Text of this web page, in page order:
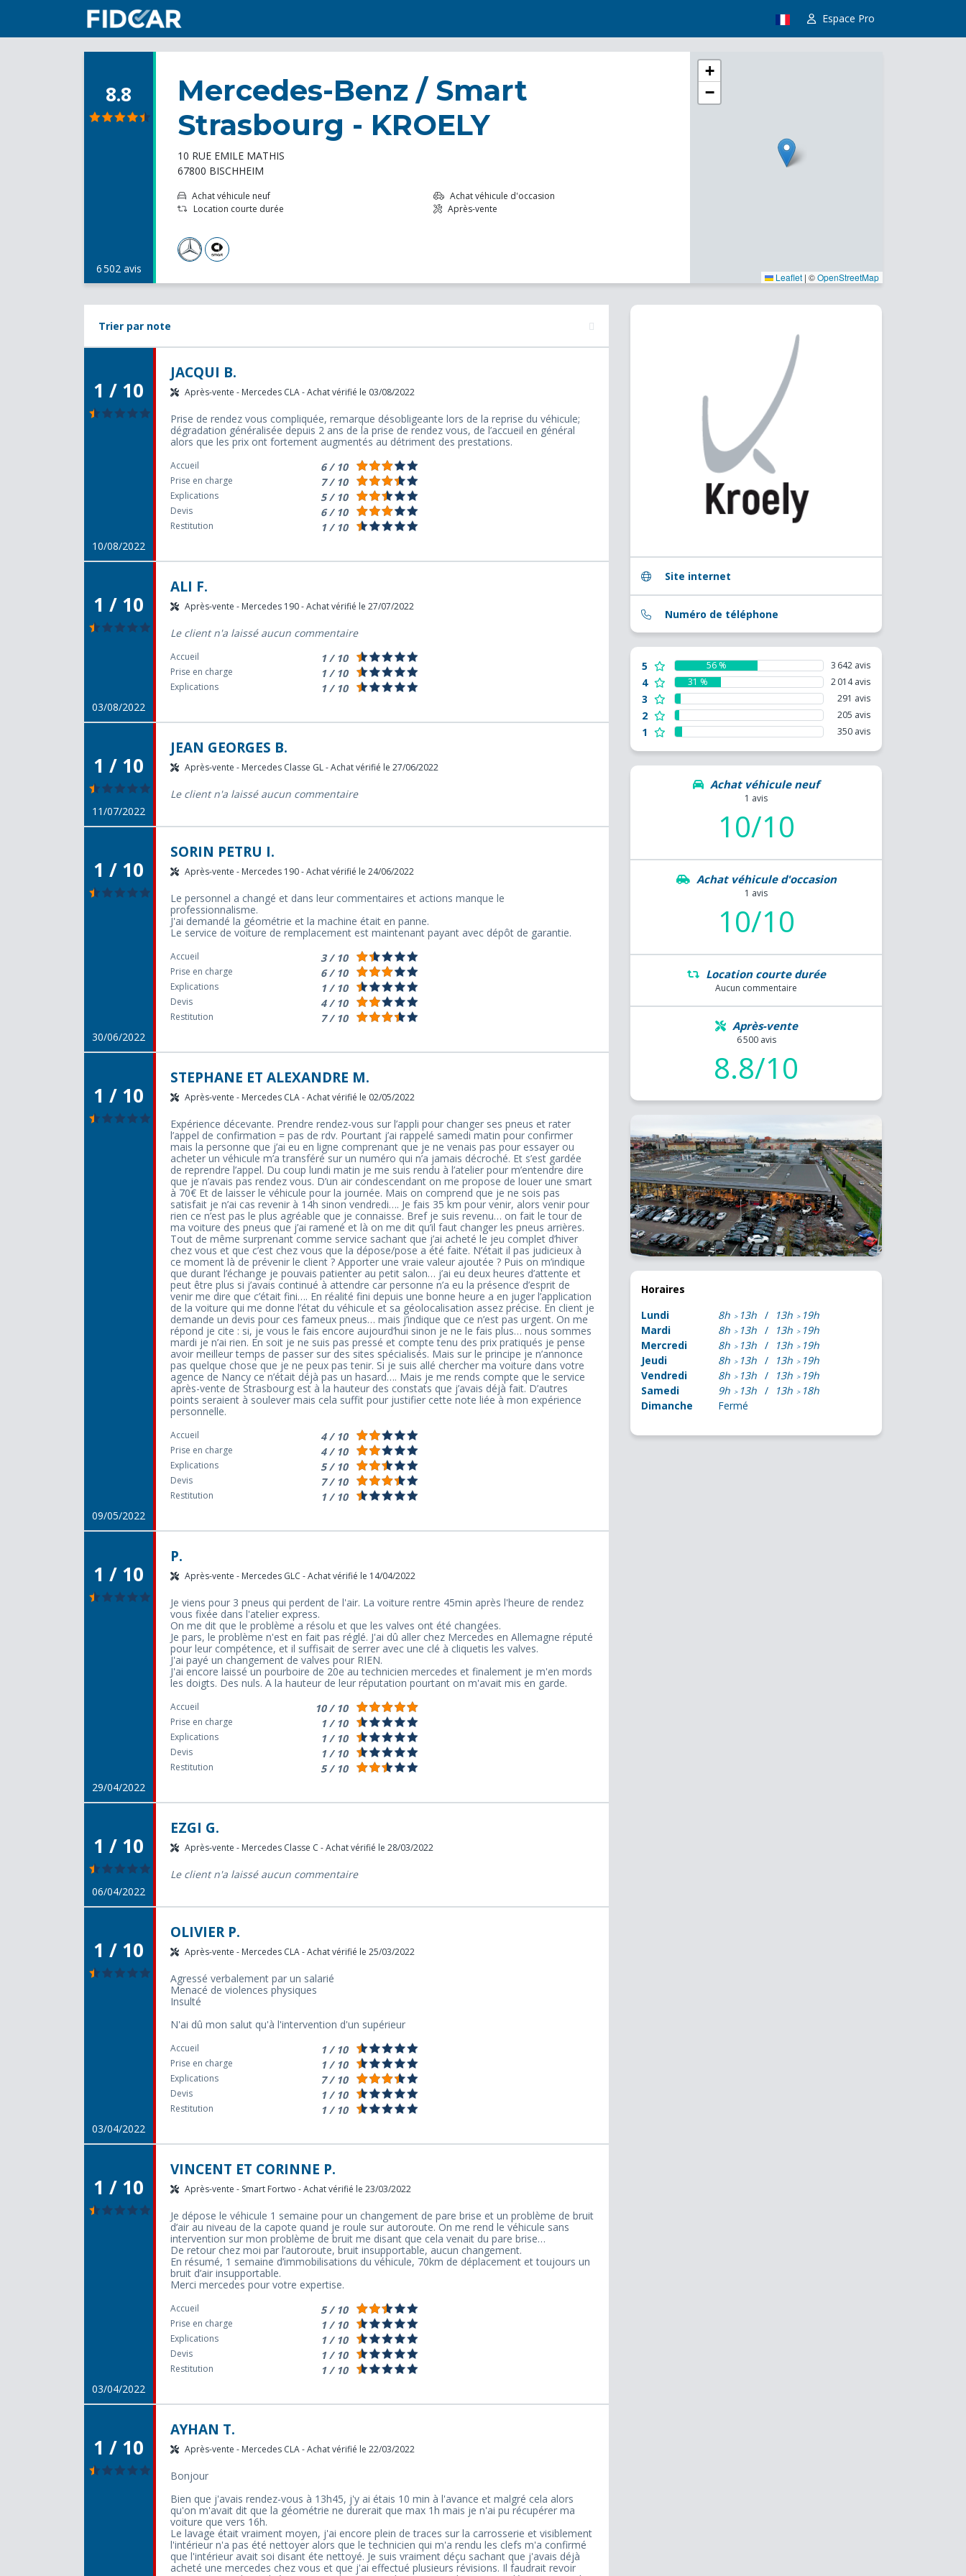
Espace Pro
8.8
6 502 avis
Mercedes-Benz / Smart
Strasbourg - KROELY
10 RUE EMILE MATHIS
67800 BISCHHEIM
Achat véhicule neuf
Achat véhicule d'occasion
Location courte durée
Après-vente
+
−
Leaflet | ©OpenStreetMap
Site internet
Numéro de téléphone
5 56 % 3 642 avis
4 31 % 2 014 avis
3 291 avis
2 205 avis
1 350 avis
Achat véhicule neuf
1 avis
10/10
Achat véhicule d'occasion
1 avis
10/10
Location courte durée
Aucun commentaire
Après-vente
6 500 avis
8.8/10
Horaires
Lundi
8h 13h 13h
19h
Mardi
8h 13h 13h
19h
Mercredi
8h 13h 13h
19h
Jeudi
8h 13h 13h
19h
Vendredi
8h 13h 13h
19h
Samedi
9h 13h 13h
18h
Dimanche
Fermé
Trier par note
1 / 10
10/08/2022
JACQUI B.
Après-vente - Mercedes CLA - Achat vérifié le 03/08/2022
Prise de rendez vous compliquée, remarque désobligeante lors de la reprise du véhicule;
dégradation généralisée depuis 2 ans de la prise de rendez vous, de l’accueil en général
alors que les prix ont fortement augmentés au détriment des prestations.
Accueil 6 / 10
Prise en charge 7 / 10
Explications 5 / 10
Devis 6 / 10
Restitution 1 / 10
1 / 10
03/08/2022
ALI F.
Après-vente - Mercedes 190 - Achat vérifié le 27/07/2022
Le client n'a laissé aucun commentaire
Accueil 1 / 10
Prise en charge 1 / 10
Explications 1 / 10
1 / 10
11/07/2022
JEAN GEORGES B.
Après-vente - Mercedes Classe GL - Achat vérifié le 27/06/2022
Le client n'a laissé aucun commentaire
1 / 10
30/06/2022
SORIN PETRU I.
Après-vente - Mercedes 190 - Achat vérifié le 24/06/2022
Le personnel a changé et dans leur commentaires et actions manque le
professionnalisme.
J'ai demandé la géométrie et la machine était en panne.
Le service de voiture de remplacement est maintenant payant avec dépôt de garantie.
Accueil 3 / 10
Prise en charge 6 / 10
Explications 1 / 10
Devis 4 / 10
Restitution 7 / 10
1 / 10
09/05/2022
STEPHANE ET ALEXANDRE M.
Après-vente - Mercedes CLA - Achat vérifié le 02/05/2022
Expérience décevante. Prendre rendez-vous sur l’appli pour changer ses pneus et rater
l’appel de confirmation = pas de rdv. Pourtant j’ai rappelé samedi matin pour confirmer
mais la personne que j’ai eu en ligne comprenant que je ne venais pas pour essayer ou
acheter un véhicule m’a transféré sur un numéro qui n’a jamais décroché. Et s’est gardée
de reprendre l’appel. Du coup lundi matin je me suis rendu à l’atelier pour m’entendre dire
que je n’avais pas rendez vous. D’un air condescendant on me propose de louer une smart
à 70€ Et de laisser le véhicule pour la journée. Mais on comprend que je ne sois pas
satisfait je n’ai cas revenir à 14h sinon vendredi…. Je fais 35 km pour venir, alors venir pour
rien ce n’est pas le plus agréable que je connaisse. Bref je suis revenu… on fait le tour de
ma voiture des pneus que j’ai ramené et là on me dit qu’il faut changer les pneus arrières.
Tout de même surprenant comme service sachant que j’ai acheté le jeu complet d’hiver
chez vous et que c’est chez vous que la dépose/pose a été faite. N’était il pas judicieux à
ce moment là de prévenir le client ? Apporter une vraie valeur ajoutée ? Puis on m’indique
que durant l’échange je pouvais patienter au petit salon… j’ai eu deux heures d’attente et
peut être plus si j’avais continué à attendre car personne n’a eu la présence d’esprit de
venir me dire que c’était fini…. En réalité fini depuis une bonne heure a en juger l’application
de la voiture qui me donne l’état du véhicule et sa géolocalisation assez précise. En client je
demande un devis pour ces fameux pneus… mais j’indique que ce n’est pas urgent. On me
répond je cite : si, je vous le fais encore aujourd’hui sinon je ne le fais plus… nous sommes
mardi je n’ai rien. En soit je ne suis pas pressé et compte tenu des prix pratiqués je pense
avoir meilleur temps de passer sur des sites spécialisés. Mais sur le principe je n’annonce
pas quelque chose que je ne peux pas tenir. Si je suis allé chercher ma voiture dans votre
agence de Nancy ce n’était déjà pas un hasard…. Mais je me rends compte que le service
après-vente de Strasbourg est à la hauteur des constats que j’avais déjà fait. D’autres
points seraient à soulever mais cela suffit pour justifier cette note liée à mon expérience
personnelle.
Accueil 4 / 10
Prise en charge 4 / 10
Explications 5 / 10
Devis 7 / 10
Restitution 1 / 10
1 / 10
29/04/2022
P.
Après-vente - Mercedes GLC - Achat vérifié le 14/04/2022
Je viens pour 3 pneus qui perdent de l'air. La voiture rentre 45min après l'heure de rendez
vous fixée dans l'atelier express.
On me dit que le problème a résolu et que les valves ont été changées.
Je pars, le problème n'est en fait pas réglé. J'ai dû aller chez Mercedes en Allemagne réputé
pour leur compétence, et il suffisait de serrer avec une clé à cliquetis les valves.
J'ai payé un changement de valves pour RIEN.
J'ai encore laissé un pourboire de 20e au technicien mercedes et finalement je m'en mords
les doigts. Des nuls. A la hauteur de leur réputation pourtant on m'avait mis en garde.
Accueil 10 / 10
Prise en charge 1 / 10
Explications 1 / 10
Devis 1 / 10
Restitution 5 / 10
1 / 10
06/04/2022
EZGI G.
Après-vente - Mercedes Classe C - Achat vérifié le 28/03/2022
Le client n'a laissé aucun commentaire
1 / 10
03/04/2022
OLIVIER P.
Après-vente - Mercedes CLA - Achat vérifié le 25/03/2022
Agressé verbalement par un salarié
Menacé de violences physiques
Insulté
N'ai dû mon salut qu'à l'intervention d'un supérieur
Accueil 1 / 10
Prise en charge 1 / 10
Explications 7 / 10
Devis 1 / 10
Restitution 1 / 10
1 / 10
03/04/2022
VINCENT ET CORINNE P.
Après-vente - Smart Fortwo - Achat vérifié le 23/03/2022
Je dépose le véhicule 1 semaine pour un changement de pare brise et un problème de bruit
d’air au niveau de la capote quand je roule sur autoroute. On me rend le véhicule sans
intervention sur mon problème de bruit me disant que cela venait du pare brise…
De retour chez moi par l’autoroute, bruit insupportable, aucun changement.
En résumé, 1 semaine d’immobilisations du véhicule, 70km de déplacement et toujours un
bruit d’air insupportable.
Merci mercedes pour votre expertise.
Accueil 5 / 10
Prise en charge 1 / 10
Explications 1 / 10
Devis 1 / 10
Restitution 1 / 10
1 / 10
AYHAN T.
Après-vente - Mercedes CLA - Achat vérifié le 22/03/2022
Bonjour
Bien que j'avais rendez-vous à 13h45, j'y ai étais 10 min à l'avance et malgré cela alors
qu'on m'avait dit que la géométrie ne durerait que max 1h mais je n'ai pu récupérer ma
voiture que vers 16h.
Le lavage était vraiment moyen, j'ai encore plein de traces sur la carrosserie et visiblement
l'intérieur n'a pas été nettoyer alors que le technicien qui m'a rendu les clefs m'a confirmé
que l'intérieur avait soi disant éte nettoyé. Je suis vraiment déçu sachant que j'avais déjà
acheté une mercedes chez vous et que j'ai effectué plusieurs révisions. Il faudrait revoir